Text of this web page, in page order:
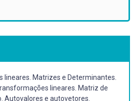
lineares. Matrizes e Determinantes.
lineares. Matriz de
Autovalores e autovetores.